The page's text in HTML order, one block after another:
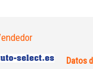
Datos